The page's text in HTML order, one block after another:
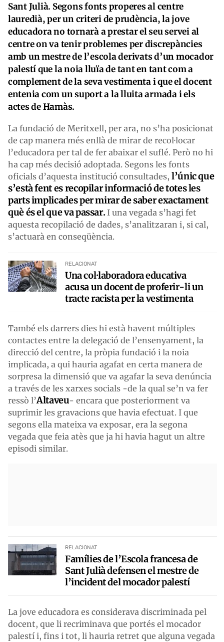
Sant Julià. Segons fonts properes al centre
lauredià, per un criteri de prudència, la jove
educadora no tornarà a prestar el seu servei al
centre on va tenir problemes per discrepàncies
amb un mestre de l’escola derivats d’un mocador
palestí que la noia lluïa de tant en tant com a
complement de la seva vestimenta i que el docent
entenia com un suport a la lluita armada i els
actes de Hamàs.
La fundació de Meritxell, per ara, no s’ha posicionat
de cap manera més enllà de mirar de recol·locar
l’educadora per tal de fer abaixar el suflé. Però no hi
ha cap més decisió adoptada. Segons les fonts
oficials d’aquesta institució consultades, l’únic que
s’està fent es recopilar informació de totes les
parts implicades per mirar de saber exactament
què és el que va passar.I una vegada s’hagi fet
aquesta recopilació de dades, s’analitzaran i, si cal,
s’actuarà en conseqüència.
RELACIONAT
Una col·laboradora educativa
acusa un docent de proferir-li un
tracte racista per la vestimenta
També els darrers dies hi està havent múltiples
contactes entre la delegació de l’ensenyament, la
direcció del centre, la pròpia fundació i la noia
implicada, a qui hauria agafat en certa manera de
sorpresa la dimensió que va agafar la seva denúncia
a través de les xarxes socials -de la qual se’n va fer
ressò l’Altaveu- encara que posteriorment va
suprimir les gravacions que havia efectuat. I que
segons ella mateixa va exposar, era la segona
vegada que feia atès que ja hi havia hagut un altre
episodi similar.
RELACIONAT
Famílies de l’Escola francesa de
Sant Julià defensen el mestre de
l’incident del mocador palestí
La jove educadora es considerava discriminada pel
docent, que li recriminava que portés el mocador
palestí i, fins i tot, li hauria retret que alguna vegada